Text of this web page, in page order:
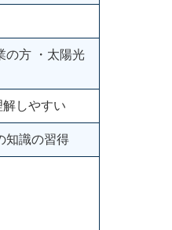
の方 ・太陽光
しやすい
知識の習得